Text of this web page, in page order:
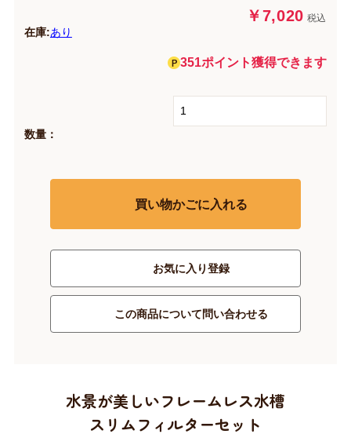
￥7,020 税込
在庫:あり
351ポイント獲得できます
数量：
買い物かごに入れる
お気に入り登録
この商品について問い合わせる
水景が美しいフレームレス水槽
スリムフィルターセット